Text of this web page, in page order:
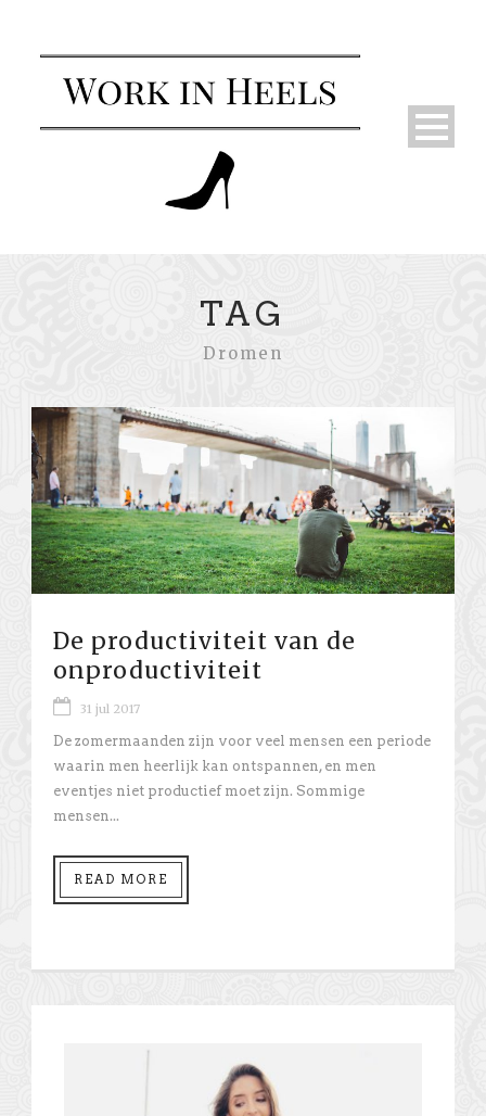
TAG
Dromen
De productiviteit van de
onproductiviteit
31 jul 2017
De zomermaanden zijn voor veel mensen een periode
waarin men heerlijk kan ontspannen, en men
eventjes niet productief moet zijn. Sommige
mensen...
READ MORE